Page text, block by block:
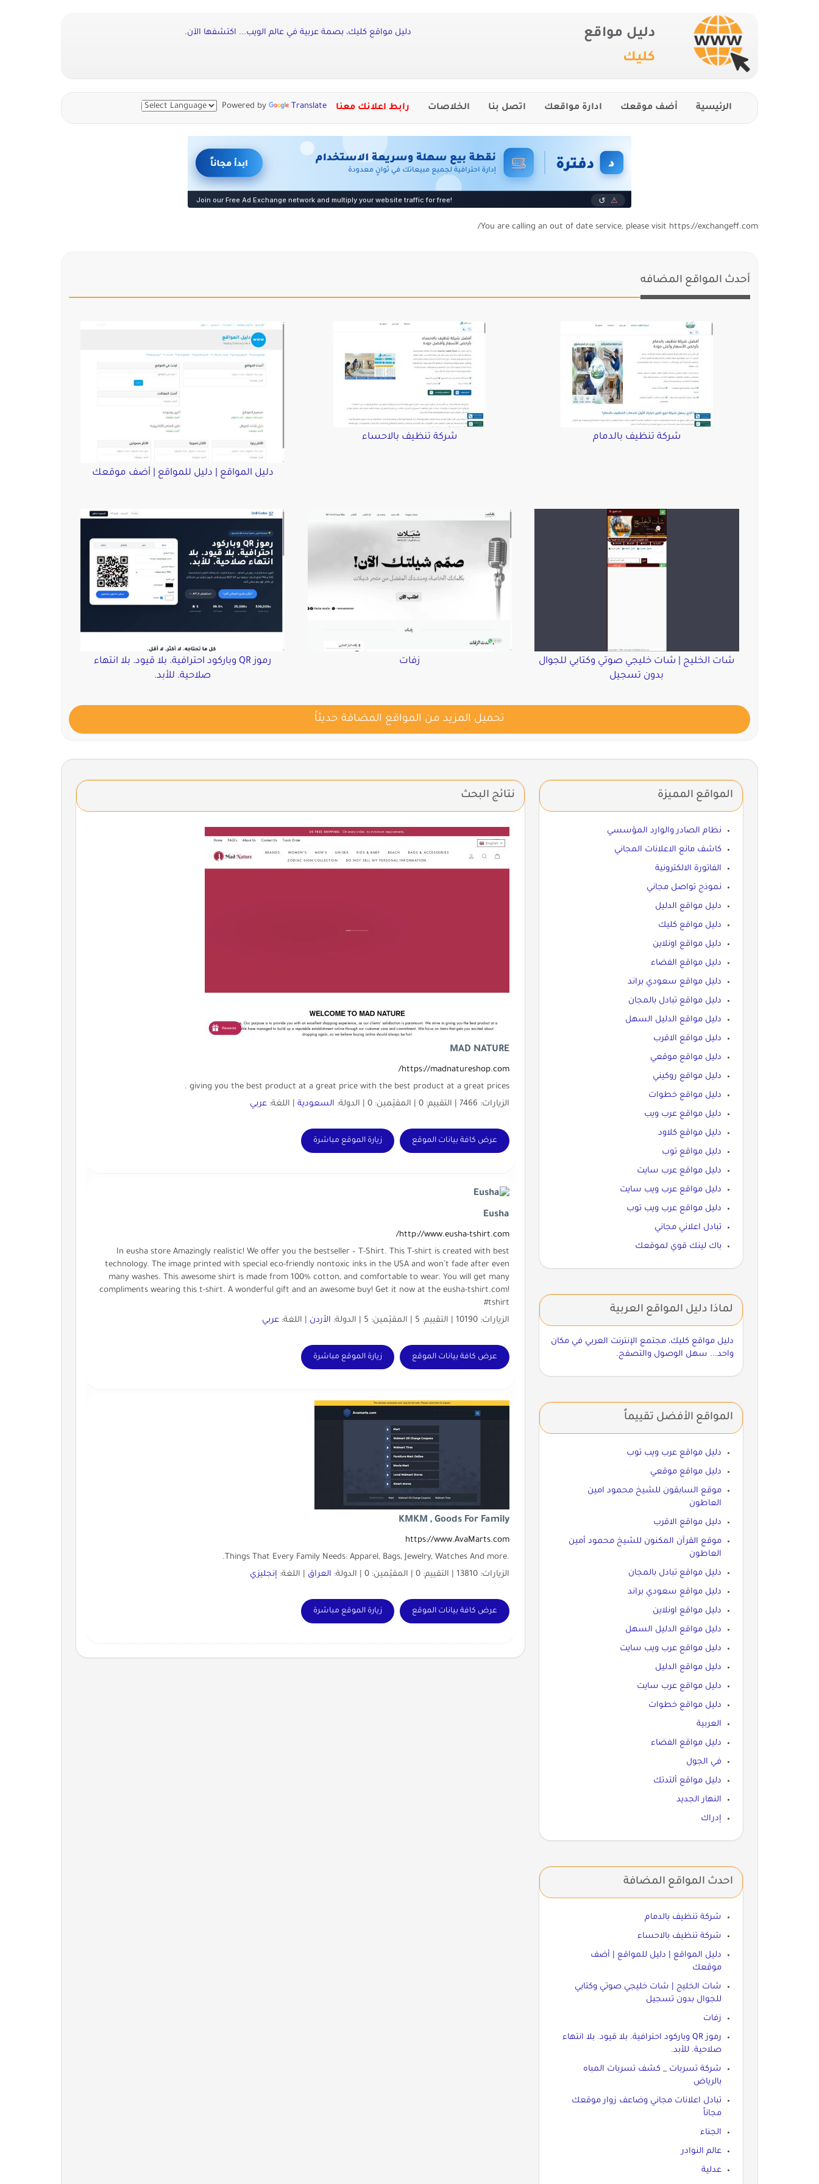
دليل مواقع
كليك
دليل مواقع كليك، بصمة عربية في عالم الويب... اكتشفها الآن.
الرئيسية أضف موقعك ادارة مواقعك اتصل بنا الخلاصات رابط اعلانك معنا Powered by Translate
You are calling an out of date service, please visit https://exchangeff.com/
أحدث المواقع المضافه
شركة تنظيف بالدمام شركة تنظيف بالاحساء
دليل المواقع | دليل للمواقع | أضف موقعك
شات الخليج | شات خليجي صوتي وكتابي للجوال
بدون تسجيل
زفات
رموز QR وباركود احترافية. بلا قيود. بلا انتهاء
صلاحية. للأبد.
تحميل المزيد من المواقع المضافة حديثاً
نتائج البحث
MAD NATURE
https://madnatureshop.com/
giving you the best product at a great price with the best product at a great prices .
الزيارات: 7466 | التقييم: 0 | المقيّمين: 0 | الدولة:
السعودية| اللغة: عربي
عرض كافة بيانات الموقع زيارة الموقع مباشرة
Eusha
http://www.eusha-tshirt.com/
In eusha store Amazingly realistic! We offer you the bestseller – T-Shirt. This T-shirt is created with best
technology. The image printed with special eco-friendly nontoxic inks in the USA and won’t fade after even
many washes. This awesome shirt is made from 100% cotton, and comfortable to wear. You will get many
compliments wearing this t-shirt. A wonderful gift and an awesome buy! Get it now at the eusha-tshirt.com!
#tshirt
الزيارات: 10190 | التقييم: 5 | المقيّمين: 5 | الدولة:
الأردن | اللغة: عربي
عرض كافة بيانات الموقع زيارة الموقع مباشرة
KMKM , Goods For Family
https://www.AvaMarts.com
.Things That Every Family Needs: Apparel, Bags, Jewelry, Watches And more.
الزيارات: 13810 | التقييم: 0 | المقيّمين: 0 | الدولة:
العراق | اللغة: إنجليزي
عرض كافة بيانات الموقع زيارة الموقع مباشرة
المواقع المميزة
نظام الصادر والوارد المؤسسي
كاشف مانع الاعلانات المجاني
الفاتورة الالكترونية
نموذج تواصل مجاني
دليل مواقع الدليل
دليل مواقع كليك
دليل مواقع اونلاين
دليل مواقع الفضاء
دليل مواقع سعودي براند
دليل مواقع تبادل بالمجان
دليل مواقع الدليل السهل
دليل مواقع الاقرب
دليل مواقع موقعي
دليل مواقع روكيني
دليل مواقع خطوات
دليل مواقع عرب ويب
دليل مواقع كلاود
دليل مواقع توب
دليل مواقع عرب سايت
دليل مواقع عرب ويب سايت
دليل مواقع عرب ويب توب
تبادل اعلاني مجاني
باك لينك قوي لموقعك
لماذا دليل المواقع العربية
دليل مواقع كليك، مجتمع الإنترنت العربي في مكان
واحد... سهل الوصول والتصفح.
المواقع الأفضل تقييماً
دليل مواقع عرب ويب توب
دليل مواقع موقعي
موقع السابقون للشيخ محمود امين
العاطون
دليل مواقع الاقرب
موقع القرآن المكنون للشيخ محمود أمين
العاطون
دليل مواقع تبادل بالمجان
دليل مواقع سعودي براند
دليل مواقع اونلاين
دليل مواقع الدليل السهل
دليل مواقع عرب ويب سايت
دليل مواقع الدليل
دليل مواقع عرب سايت
دليل مواقع خطوات
العربية
دليل مواقع الفضاء
في الجول
دليل مواقع ألتدتك
النهار الجديد
إدراك
احدث المواقع المضافة
شركة تنظيف بالدمام
شركة تنظيف بالاحساء
دليل المواقع | دليل للمواقع | أضف
موقعك
شات الخليج | شات خليجي صوتي وكتابي
للجوال بدون تسجيل
زفات
رموز QR وباركود احترافية. بلا قيود. بلا انتهاء
صلاحية. للأبد.
شركة تسربات _ كشف تسربات المباه
بالرياض
تبادل اعلانات مجاني وضاعف زوار موقعك
مجاناً
الجناء
عالم النوادر
عدلية